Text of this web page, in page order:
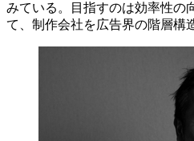
みている。目指すのは効率性の
て、制作会社を広告界の階層構